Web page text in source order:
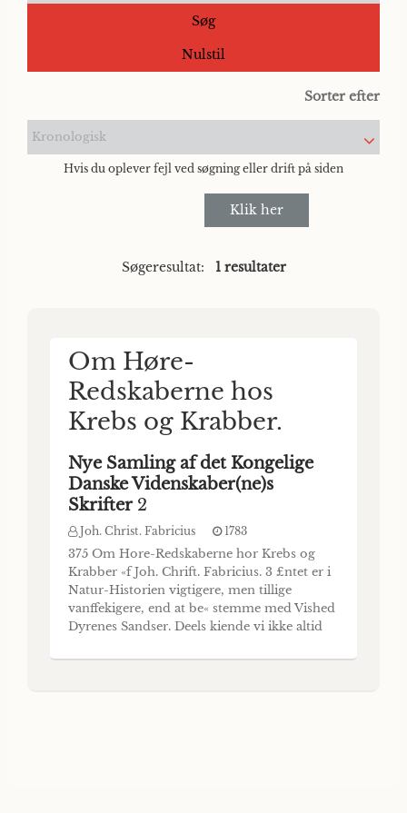
Søg
Nulstil
Sorter efter
Kronologisk
Hvis du oplever fejl ved søgning eller drift på siden
Klik her
Søgeresultat: 1 resultater
Om Høre-
Redskaberne hos
Krebs og Krabber.
Nye Samling af det Kongelige
Danske Videnskaber(ne)s
Skrifter 2
Joh. Christ. Fabricius 1783
375 Om Hore-Redskaberne hor Krebs og
Krabber «f Joh. Chrift. Fabricius. 3 £ntet er i
Natur-Historien vigtigere, men tillige
vanffekigere, end at be« stemme med Vished
Dyrenes Sandser. Deels kiende vi ikke altid
fom vi forefinde hos dem, og deels kan vi